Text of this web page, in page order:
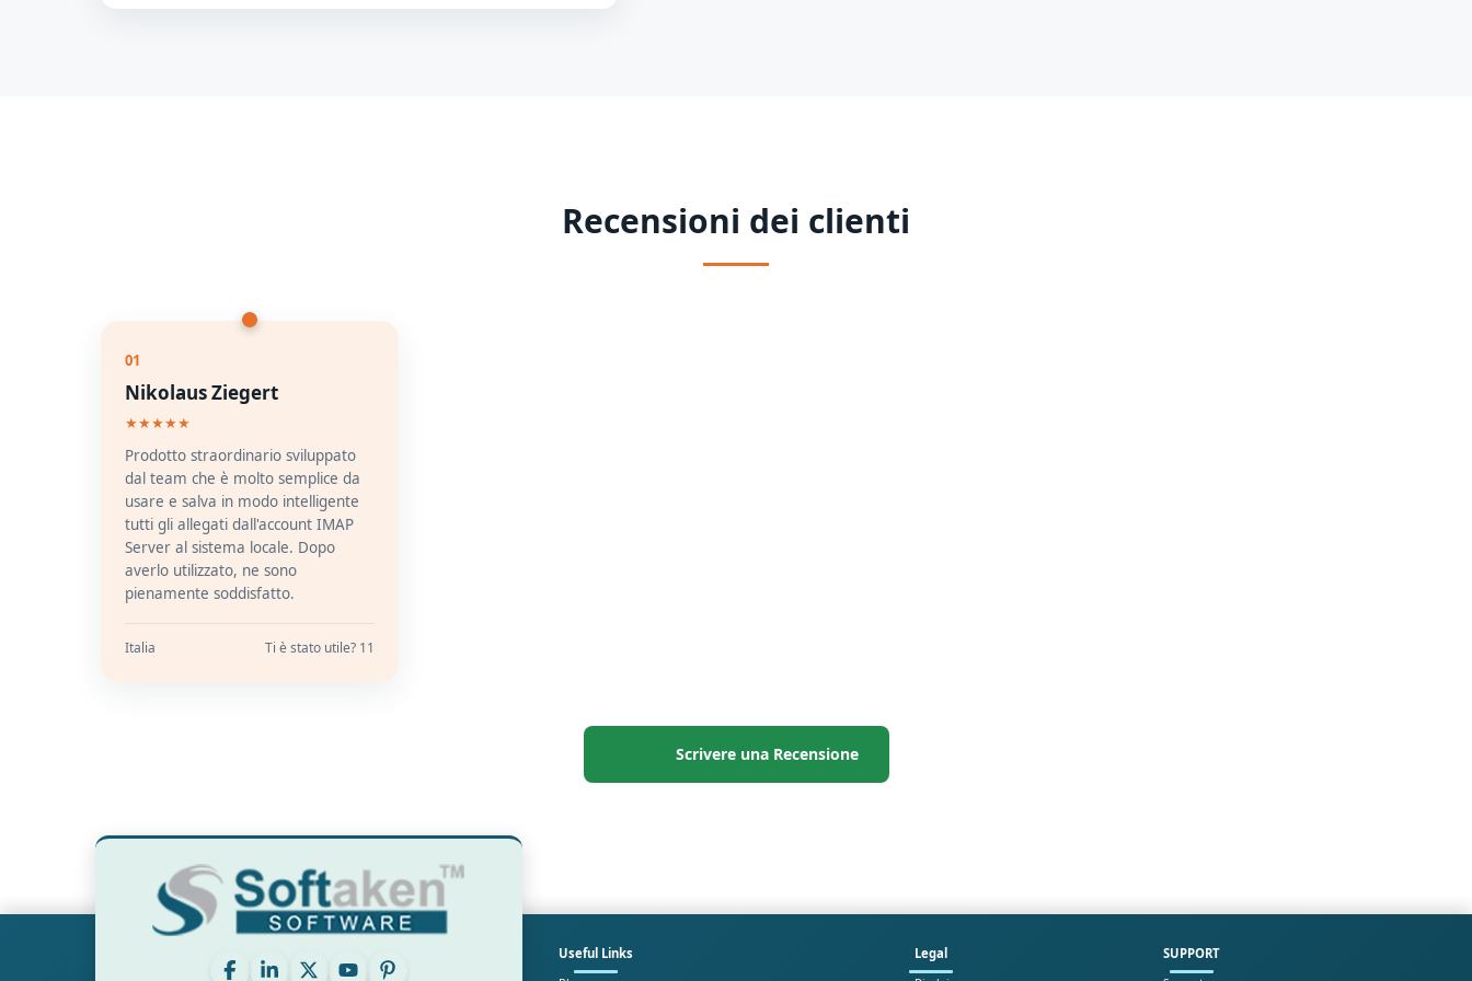
Recensioni dei clienti
01
Nikolaus Ziegert
★★★★★
Prodotto straordinario sviluppato
dal team che è molto semplice da
usare e salva in modo intelligente
tutti gli allegati dall'account IMAP
Server al sistema locale. Dopo
averlo utilizzato, ne sono
pienamente soddisfatto.
Italia Ti è stato utile? 11
Scrivere una Recensione
Useful Links Legal SUPPORT